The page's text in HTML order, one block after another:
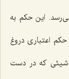
این حکم به
اعتباری دروغ
شیئی که در دست